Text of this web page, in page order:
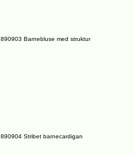
890903 Barnebluse med struktur
890904 Stribet barnecardigan